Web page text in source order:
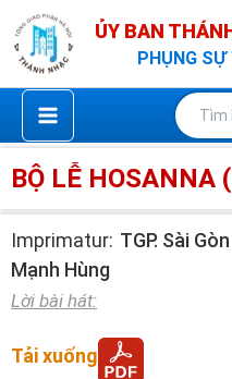
Nhảy
tới
nội
dung
ỦY BAN
PHỤNG SỰ
BỘ LỄ HOSANNA
Imprimatur: TGP. Sài
Mạnh Hùng
Lời bài hát:
Tải xuống